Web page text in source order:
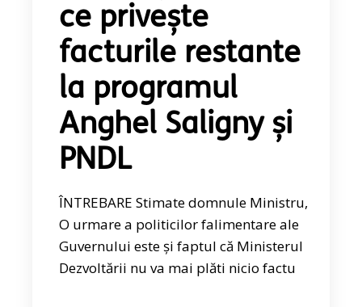
ce privește
facturile restante
la programul
Anghel Saligny și
PNDL
ÎNTREBARE Stimate domnule Ministru,
O urmare a politicilor falimentare ale
Guvernului este și faptul că Ministerul
Dezvoltării nu va mai plăti nicio factu